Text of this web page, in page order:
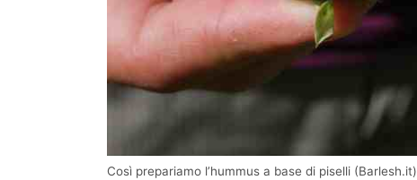
Così prepariamo l’hummus a base di piselli (Barlesh.it)